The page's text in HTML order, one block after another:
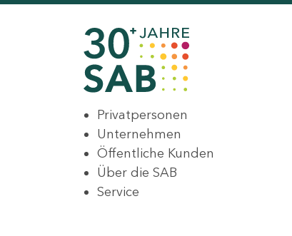
Privatpersonen
Unternehmen
Öffentliche Kunden
Über die SAB
Service